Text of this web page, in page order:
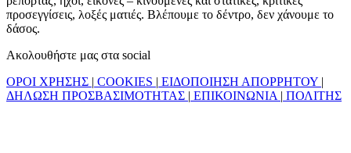
προσεγγίσεις, λοξές ματιές. Βλέπουμε το δέντρο, δεν χάνουμε το
δάσος.
Ακολουθήστε μας στα social
ΟΡΟΙ ΧΡΗΣΗΣ | COOKIES | ΕΙΔΟΠΟΙΗΣΗ ΑΠΟΡΡΗΤΟΥ |
ΔΗΛΩΣΗ ΠΡΟΣΒΑΣΙΜΟΤΗΤΑΣ | ΕΠΙΚΟΙΝΩΝΙΑ | ΠΟΛΙΤΗΣ